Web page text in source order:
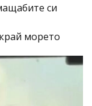
си
морето